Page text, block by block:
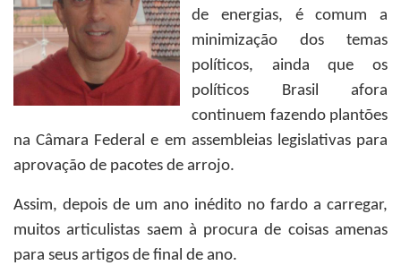
de energias, é comum a
minimização dos temas
políticos, ainda que os
políticos Brasil afora
continuem fazendo plantões
na Câmara Federal e em assembleias legislativas para
aprovação de pacotes de arrojo.
Assim, depois de um ano inédito no fardo a carregar,
muitos articulistas saem à procura de coisas amenas
para seus artigos de final de ano.